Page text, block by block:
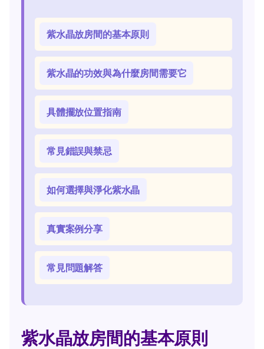
紫水晶放房間的基本原則
紫水晶的功效與為什麼房間需要它
具體擺放位置指南
常見錯誤與禁忌
如何選擇與淨化紫水晶
真實案例分享
常見問題解答
紫水晶放房間的基本原則